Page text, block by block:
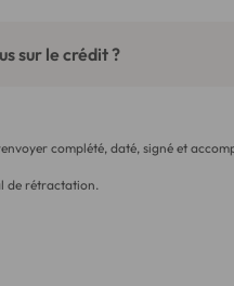
sur le crédit ?
complété, daté, signé et
de rétractation.